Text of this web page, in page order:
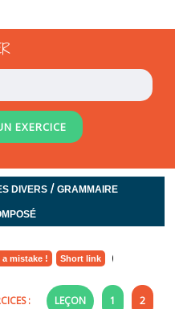
EXERCICE
DIVERS /GRAMMAIRE
mistake ! Short link
: LEÇON 1 2